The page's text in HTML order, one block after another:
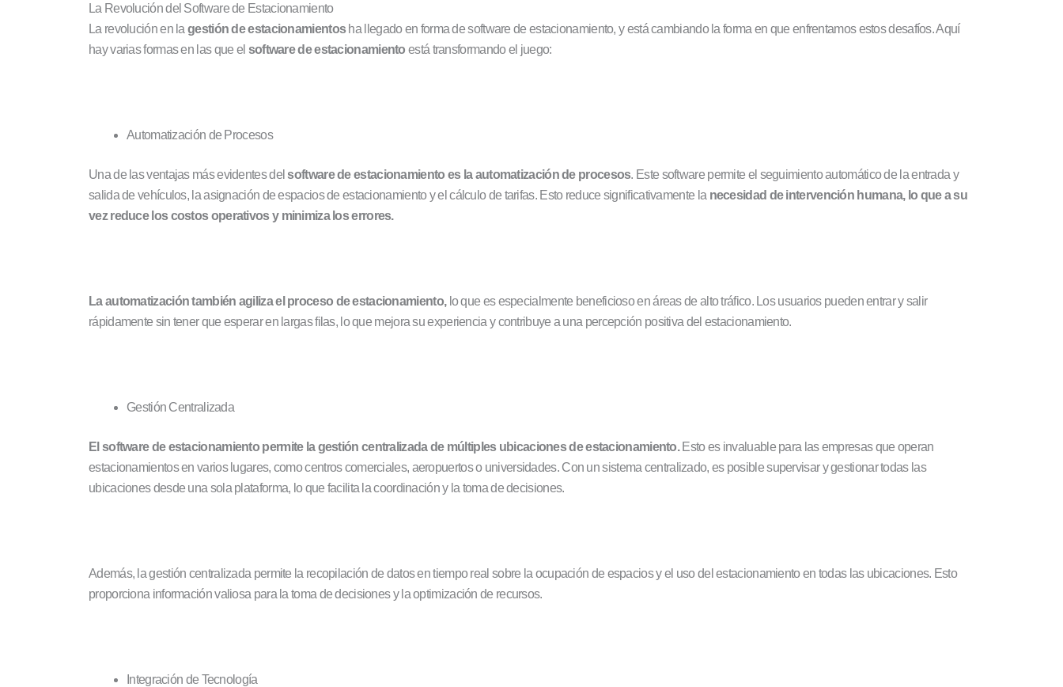
La Revolución del Software de Estacionamiento
La revolución en la gestión de estacionamientosha llegado en forma de software de estacionamiento, y está cambiando la forma en que enfrentamos estos desafíos. Aquí
hay varias formas en las que el software de estacionamientoestá transformando el juego:
Automatización de Procesos
Una de las ventajas más evidentes delsoftware de estacionamiento es la automatización de procesos. Este software permite el seguimiento automático de la entrada y
salida de vehículos, la asignación de espacios de estacionamiento y el cálculo de tarifas. Esto reduce significativamente la necesidad de intervención humana, lo que a su
vez reduce los costos operativos y minimiza los errores.
La automatización también agiliza el proceso de estacionamiento,lo que es especialmente beneficioso en áreas de alto tráfico. Los usuarios pueden entrar y salir
rápidamente sin tener que esperar en largas filas, lo que mejora su experiencia y contribuye a una percepción positiva del estacionamiento.
Gestión Centralizada
El software de estacionamiento permite la gestión centralizada de múltiples ubicaciones de estacionamiento. Esto es invaluable para las empresas que operan
estacionamientos en varios lugares, como centros comerciales, aeropuertos o universidades. Con un sistema centralizado, es posible supervisar y gestionar todas las
ubicaciones desde una sola plataforma, lo que facilita la coordinación y la toma de decisiones.
Además, la gestión centralizada permite la recopilación de datos en tiempo real sobre la ocupación de espacios y el uso del estacionamiento en todas las ubicaciones. Esto
proporciona información valiosa para la toma de decisiones y la optimización de recursos.
Integración de Tecnología